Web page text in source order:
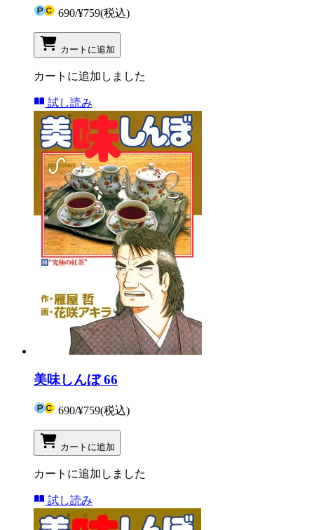
690/¥759(税込)
カートに追加
カートに追加しました
試し読み
美味しんぼ 66
690/¥759(税込)
カートに追加
カートに追加しました
試し読み